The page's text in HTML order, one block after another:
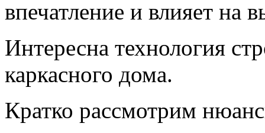
впечатление и влияет на
Интересна технология
каркасного дома.
Кратко рассмотрим